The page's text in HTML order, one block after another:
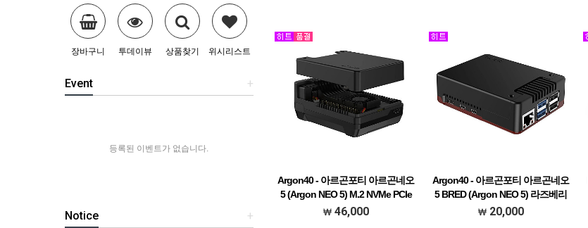
Argon40 - 아르곤포티 아르곤네오
5 (Argon NEO 5) M.2 NVMe PCIe
라즈베리파이5 케이스 [재고보유]
46,000
Argon40 - 아르곤포티 아르곤네오
5 BRED (Argon NEO 5) 라즈베리
파이5 케이스 [재고보유]
20,000
장바구니 투데이뷰 상품찾기 위시리스트
+
Event
등록된 이벤트가 없습니다.
+
Notice